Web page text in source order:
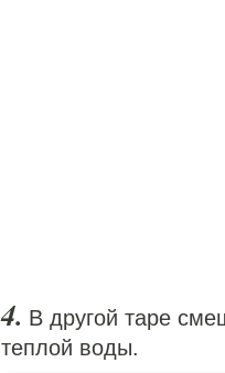
В другой таре
теплой воды.